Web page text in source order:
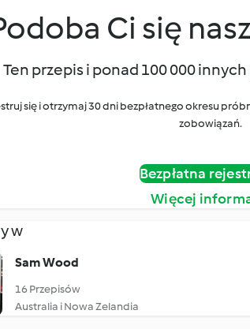
Ci się
Ten przepis i ponad 100 000
się i otrzymaj 30 dni bezpłatnego okresu
zobowiązań.
Bezpłatna
Więcej
w
Sam Wood
16 Przepisów
Australia i Nowa Zelandia